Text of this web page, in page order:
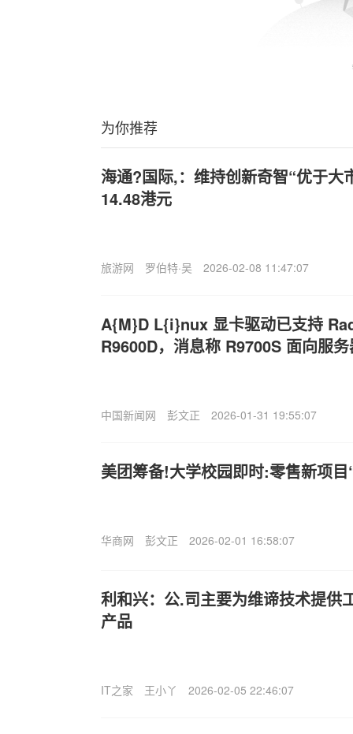
为你推荐
海通?国际,：维持创新奇智“优于大
14.48港元
旅游网 罗伯特·吴 2026-02-08 11:47:07
A{M}D L{i}nux 显卡驱动已支持
R9600D，消息称 R9700S 面向服
中国新闻网 彭文正 2026-01-31 19:55:07
美团筹备!大学校园即时:零售新项
华商网 彭文正 2026-02-01 16:58:07
利和兴：公.司主要为维谛技术提供
产品
IT之家 王小丫 2026-02-05 22:46:07